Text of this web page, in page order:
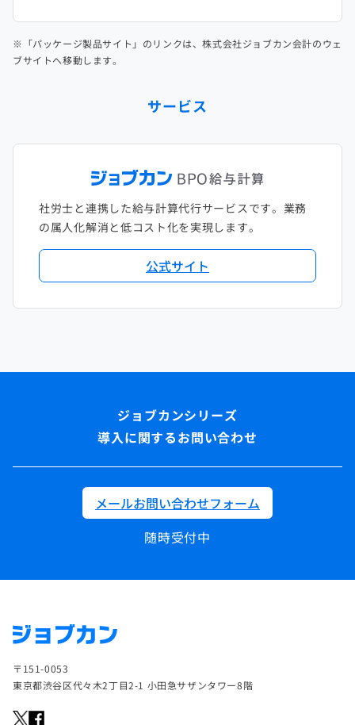
※「パッケージ製品サイト」のリンクは、株式会社ジョブカン会計のウェ
ブサイトへ移動します。
サービス
社労士と連携した給与計算代行サービスです。業務
の属人化解消と低コスト化を実現します。
公式サイト
導入に関するお問い合わせ
メールお問い合わせフォーム
随時受付中
〒151-0053
東京都渋谷区代々木2丁目2-1 小田急サザンタワー8階